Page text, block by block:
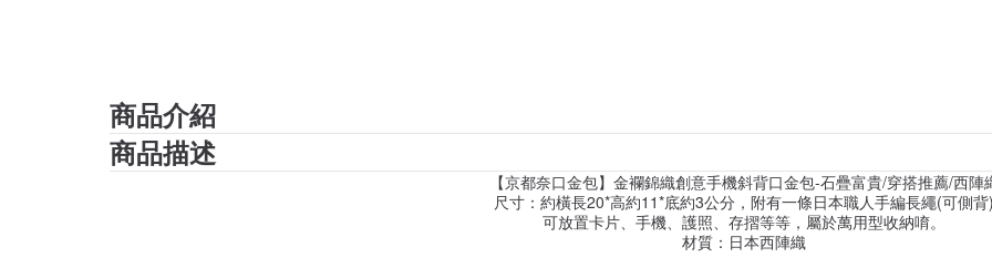
商品介紹
商品描述
【京都奈口金包】金襴錦織創意手機斜背口金包-石疊富貴/穿搭推薦/西陣
尺寸：約橫長20*高約11*底約3公分，附有一條日本職人手編長繩(可側
可放置卡片、手機、護照、存摺等等，屬於萬用型收納唷。
材質：日本西陣織